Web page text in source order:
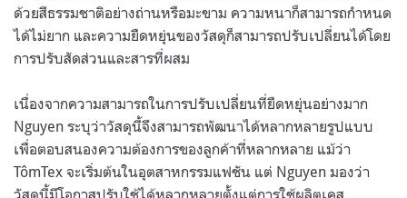
ด้วยสีธรรมชาติอย่างถ่านหรือมะขาม ความหนาก็สามารถกำหนด
ได้ไม่ยาก และความยืดหยุ่นของวัสดุก็สามารถปรับเปลี่ยนได้โดย
การปรับสัดส่วนและสารที่ผสม
เนื่องจากความสามารถในการปรับเปลี่ยนที่ยืดหยุ่นอย่างมาก
Nguyen ระบุว่าวัสดุนี้จึงสามารถพัฒนาได้หลากหลายรูปแบบ
เพื่อตอบสนองความต้องการของลูกค้าที่หลากหลาย แม้ว่า
TômTex จะเริ่มต้นในอุตสาหกรรมแฟชัน แต่ Nguyen มองว่า
วัสดุนี้มีโอกาสปรับใช้ได้หลากหลายตั้งแต่การใช้ผลิตเคส